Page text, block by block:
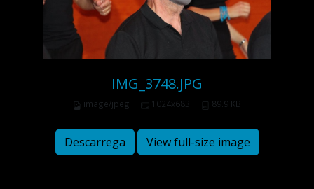
IMG_3748.JPG
image/jpeg 1024x683 89.9 KB
Descarrega View full-size image